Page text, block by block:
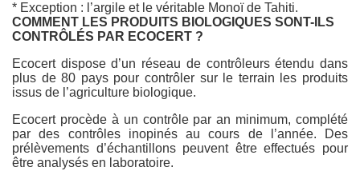
* Exception : l’argile et le véritable Monoï de Tahiti.
COMMENT LES PRODUITS BIOLOGIQUES SONT-ILS
CONTRÔLÉS PAR ECOCERT ?
Ecocert dispose d’un réseau de contrôleurs étendu dans
plus de 80 pays pour contrôler sur le terrain les produits
issus de l’agriculture biologique.
Ecocert procède à un contrôle par an minimum, complété
par des contrôles inopinés au cours de l’année. Des
prélèvements d’échantillons peuvent être effectués pour
être analysés en laboratoire.